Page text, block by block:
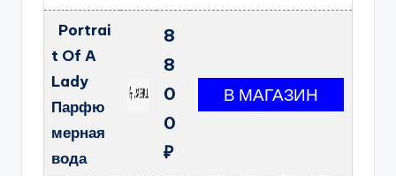
Portrai
t Of A
Lady
Парфю
мерная
вода
8
8
0
0
₽